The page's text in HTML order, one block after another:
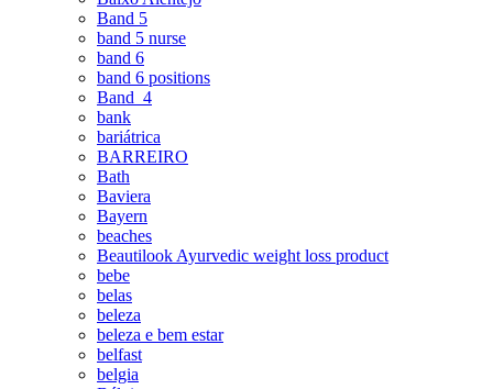
Band 5
band 5 nurse
band 6
band 6 positions
Band_4
bank
bariátrica
BARREIRO
Bath
Baviera
Bayern
beaches
Beautilook Ayurvedic weight loss product
bebe
belas
beleza
beleza e bem estar
belfast
belgia